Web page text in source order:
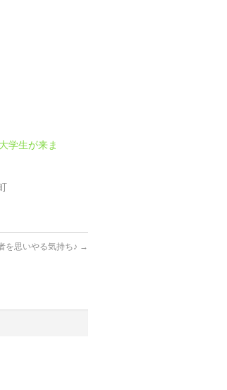
学生が来ま
を思いやる気持ち♪ →